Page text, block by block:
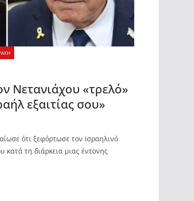
Νετανιάχου «τρελό»
εξαιτίας σου»
ότι ξεφόρτωσε τον Ισραηλινό
τη διάρκεια μιας έντονης